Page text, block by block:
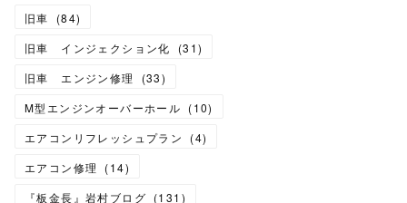
旧車
(84)
旧車 インジェクション化
(31)
旧車 エンジン修理
(33)
M型エンジンオーバーホール (10)
エアコンリフレッシュプラン
(4)
エアコン修理
(14)
『板金長』岩村ブログ (131 )